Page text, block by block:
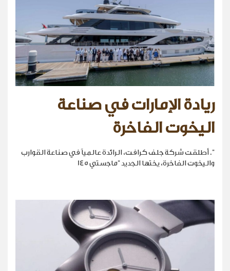
ريادة الإمارات في صناعة
اليخوت الفاخرة
". أطلقت شركة جلف كرافت، الرائدة عالمياً في صناعة القوارب
واليخوت الفاخرة، يختها الجديد "ماجستي 145